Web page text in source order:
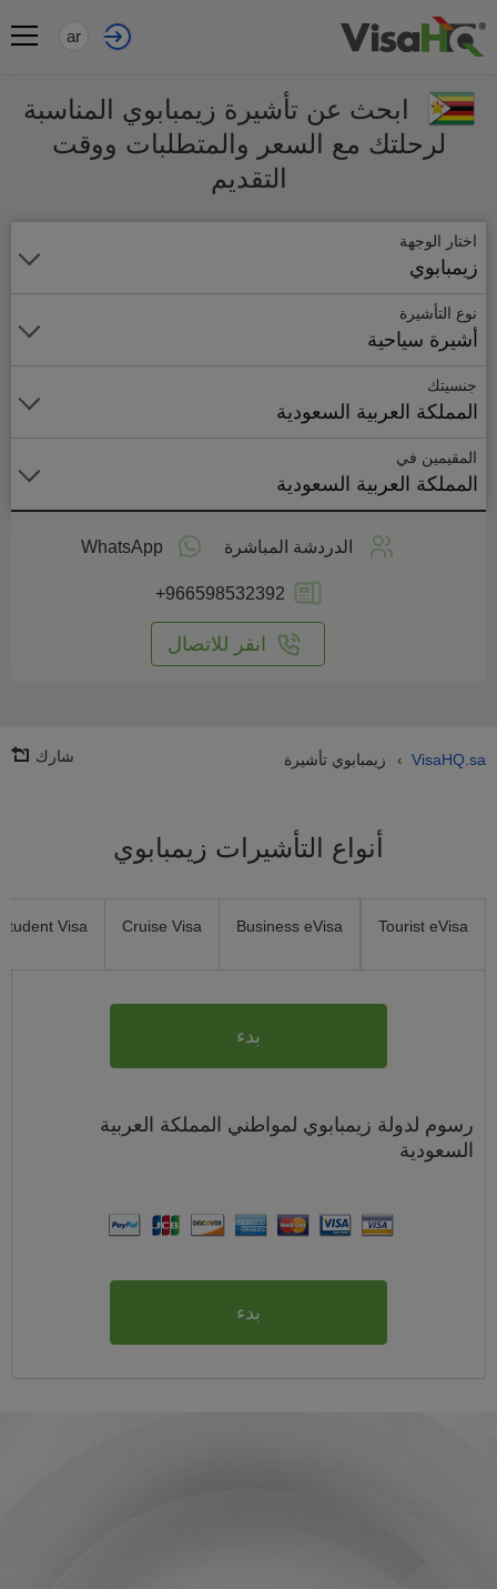
ar
ابحث عن تأشيرة زيمبابوي المناسبة
لرحلتك مع السعر والمتطلبات ووقت
التقديم
اختار الوجهة
زيمبابوي
نوع التأشيرة
أشيرة سياحية
جنسيتك
المملكة العربية السعودية
المقيمين في
المملكة العربية السعودية
الدردشة المباشرة WhatsApp
+966598532392
انقر للاتصال
VisaHQ.sa
› زيمبابوي تأشيرة شارك
أنواع التأشيرات زيمبابوي
Tourist eVisa
Business eVisa
Cruise Visa
Student Visa
بدء
رسوم لدولة زيمبابوي لمواطني المملكة العربية
السعودية
بدء